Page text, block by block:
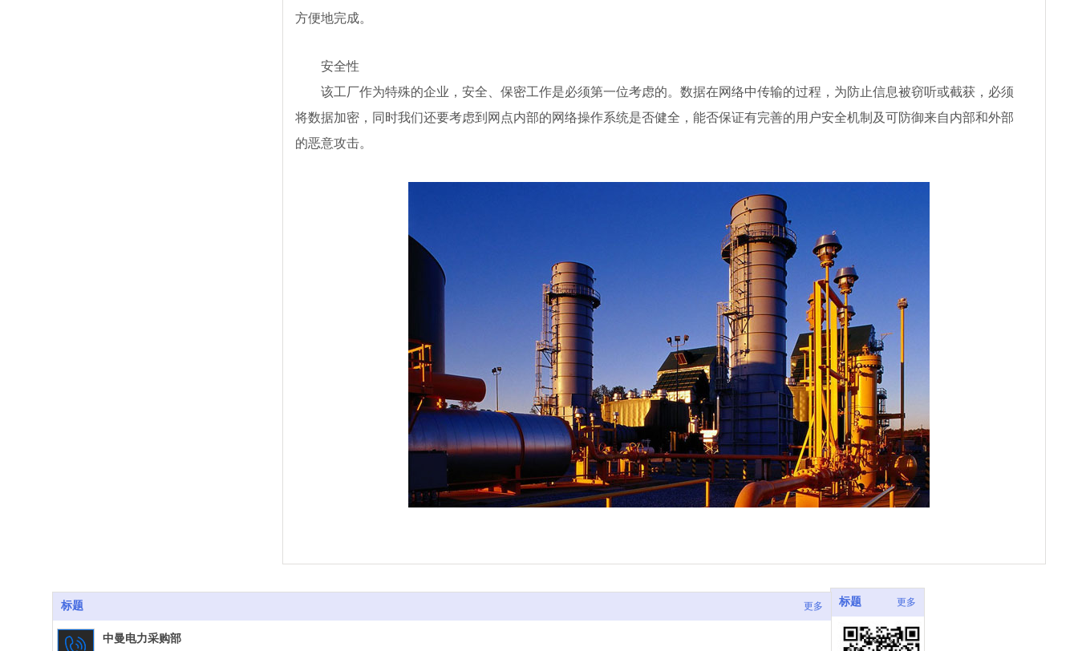
方便地完成。
安全性
该工厂作为特殊的企业，安全、保密工作是必须第一位考虑的。数据在网络中传输的过程，为防止信息被窃听或截获，必须
将数据加密，同时我们还要考虑到网点内部的网络操作系统是否健全，能否保证有完善的用户安全机制及可防御来自内部和外部
的恶意攻击。
标题 更多
标题 更多
中曼电力采购部